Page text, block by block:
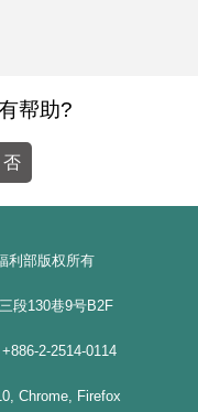
帮助?
否
利部版权所有
段130巷9号B2F
2-2514-0114
Chrome, Firefox